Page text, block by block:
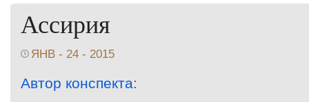
Ассирия
ЯНВ - 24 - 2015
Автор конспекта: